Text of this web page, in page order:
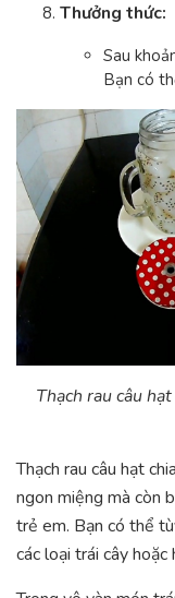
Thưởng thức:
Sau
Bạn có
Thạch rau câu
Thạch rau câu hạt
ngon miệng mà còn
trẻ em. Bạn có thể
các loại trái cây hoặc